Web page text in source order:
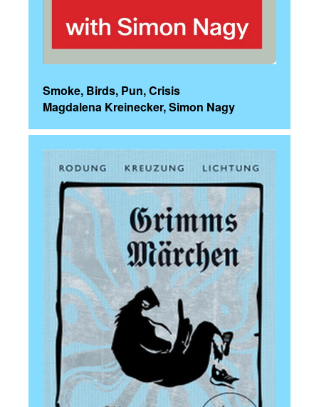
Smoke, Birds, Pun, Crisis
Magdalena Kreinecker, Simon Nagy